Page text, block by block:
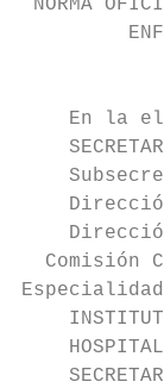
NORMA
En la
Comisión